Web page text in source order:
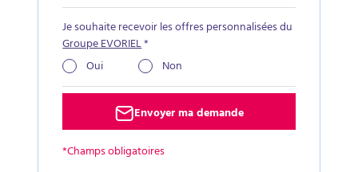
Je souhaite recevoir les offres personnalisées du
Groupe EVORIEL*
Oui
Non
Envoyer ma demande
*Champs obligatoires